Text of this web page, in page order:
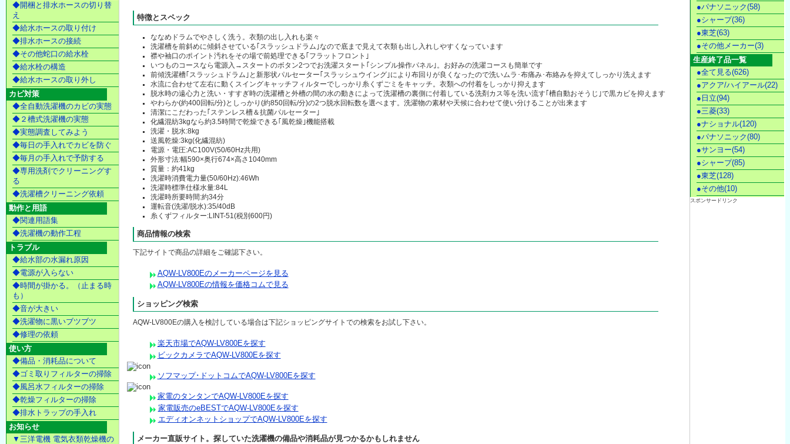
特徴とスペック
ななめドラムでやさしく洗う。衣類の出し入れも楽々
洗濯槽を前斜めに傾斜させている｢スラッシュドラム｣なので底まで見えて衣類も出し入れしやすくなっています
襟や袖口のポイント汚れをその場で前処理できる｢フラットフロント｣
いつものコースなら電源入→スタートのボタン2つでお洗濯スタート｢シンプル操作パネル｣。お好みの洗濯コースも簡単です
前傾洗濯槽｢スラッシュドラム｣と新形状パルセーター｢スラッシュウイング｣により布回りが良くなったので洗いムラ･布痛み･布絡みを抑えてしっかり洗えます
水流に合わせて左右に動くスイングキャッチフィルターでしっかり糸くずごミをキャッチ。衣類への付着をしっかり抑えます
脱水時の遠心力と洗い・すすぎ時の洗濯槽と外槽の間の水の動きによって洗濯槽の裏側に付着している洗剤カス等を洗い流す｢槽自動おそうじ｣で黒カビを抑えます
やわらか(約400回転/分)としっかり(約850回転/分)の2つ脱水回転数を選べます。洗濯物の素材や天候に合わせて使い分けることが出来ます
清潔にこだわった｢ステンレス槽＆抗菌パルセーター｣
化繊混紡3kgなら約3.5時間で乾燥できる｢風乾燥｣機能搭載
洗濯・脱水:8kg
送風乾燥:3kg(化繊混紡)
電源・電圧:AC100V(50/60Hz共用)
外形寸法:幅590×奥行674×高さ1040mm
質量：約41kg
洗濯時消費電力量(50/60Hz):46Wh
洗濯時標準仕様水量:84L
洗濯時所要時間:約34分
運転音(洗濯/脱水):35/40dB
糸くずフィルター:LINT-51(税別600円)
商品情報の検索
下記サイトで商品の詳細をご確認下さい。
AQW-LV800Eのメーカーページを見る
AQW-LV800Eの情報を価格コムで見る
ショッピング検索
AQW-LV800Eの購入を検討している場合は下記ショッピングサイトでの検索をお試し下さい。
楽天市場でAQW-LV800Eを探す
ビックカメラでAQW-LV800Eを探す
ソフマップ･ドットコムでAQW-LV800Eを探す
家電のタンタンでAQW-LV800Eを探す
家電販売のeBESTでAQW-LV800Eを探す
エディオンネットショップでAQW-LV800Eを探す
メーカー直販サイト。探していた洗濯機の備品や消耗品が見つかるかもしれません
◆開梱と排水ホースの切り替
え
◆給水ホースの取り付け
◆排水ホースの接続
◆その他蛇口の給水栓
◆給水栓の構造
◆給水ホースの取り外し
カビ対策
◆全自動洗濯機のカビの実態
◆２槽式洗濯機の実態
◆実態調査してみよう
◆毎日の手入れでカビを防ぐ
◆毎月の手入れで予防する
◆専用洗剤でクリーニングす
る
◆洗濯槽クリーニング依頼
動作と用語
◆関連用語集
◆洗濯機の動作工程
トラブル
◆給水部の水漏れ原因
◆電源が入らない
◆時間が掛かる。（止まる時
も）
◆音が大きい
◆洗濯物に黒いブツブツ
◆修理の依頼
使い方
◆備品・消耗品について
◆ゴミ取りフィルターの掃除
◆風呂水フィルターの掃除
◆乾燥フィルターの掃除
◆排水トラップの手入れ
お知らせ
▼三洋電機 電気衣類乾燥機の
●パナソニック(58)
●シャープ(36)
●東芝(63)
●その他メーカー(3)
生産終了品一覧
●全て見る(626)
●アクア/ハイアール(22)
●日立(94)
●三菱(33)
●ナショナル(120)
●パナソニック(80)
●サンヨー(54)
●シャープ(85)
●東芝(128)
●その他(10)
スポンサードリンク